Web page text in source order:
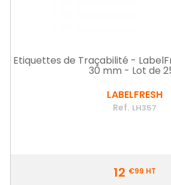
Etiquettes de Traçabilité -
30 mm - Lot de
LABELFRESH
Ref. LH357
12 €99 HT